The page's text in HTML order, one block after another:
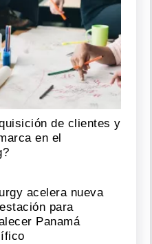
de clientes y
en el
acelera nueva
para
Panamá